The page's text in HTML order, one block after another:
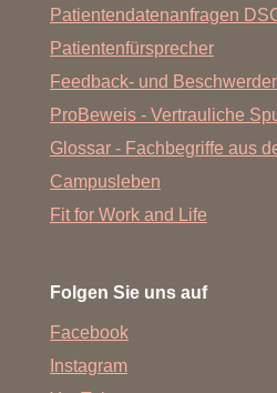
Patientendatenanfragen
Patientenfürsprecher
Feedback- und
ProBeweis - Vertrauliche
Glossar - Fachbegriffe aus
Campusleben
Fit for Work and Life
Folgen Sie uns auf
Facebook
Instagram